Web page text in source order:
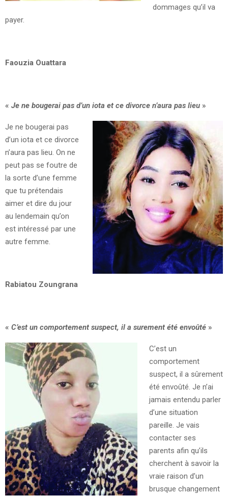
dommages qu’il va
payer.
Faouzia Ouattara
« Je ne bougerai pas d’un iota et ce divorce n’aura pas lieu »
Je ne bougerai pas
d’un iota et ce divorce
n’aura pas lieu. On ne
peut pas se foutre de
la sorte d’une femme
que tu prétendais
aimer et dire du jour
au lendemain qu’on
est intéressé par une
autre femme.
Rabiatou Zoungrana
« C’est un comportement suspect, il a surement été envoûté »
C’est un
comportement
suspect, il a sûrement
été envoûté. Je n’ai
jamais entendu parler
d’une situation
pareille. Je vais
contacter ses
parents afin qu’ils
cherchent à savoir la
vraie raison d’un
brusque changement